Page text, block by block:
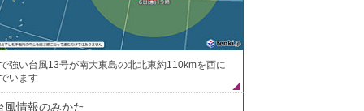
強い台風13号が南大東島の北北東約110kmを西に
います
風情報のみかた